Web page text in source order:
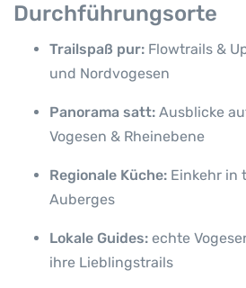
Durchführungsorte
Trailspaß pur: Flowtrails &
und Nordvogesen
Panorama satt: Ausblicke
Vogesen & Rheinebene
Regionale Küche: Einkehr in
Auberges
Lokale Guides: echte
ihre Lieblingstrails